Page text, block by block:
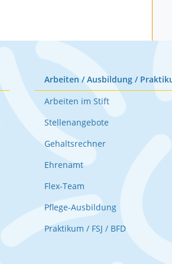
Arbeiten / Ausbildung /
Arbeiten im Stift
Stellenangebote
Gehaltsrechner
Ehrenamt
Flex-Team
Pflege-Ausbildung
Praktikum / FSJ / BFD